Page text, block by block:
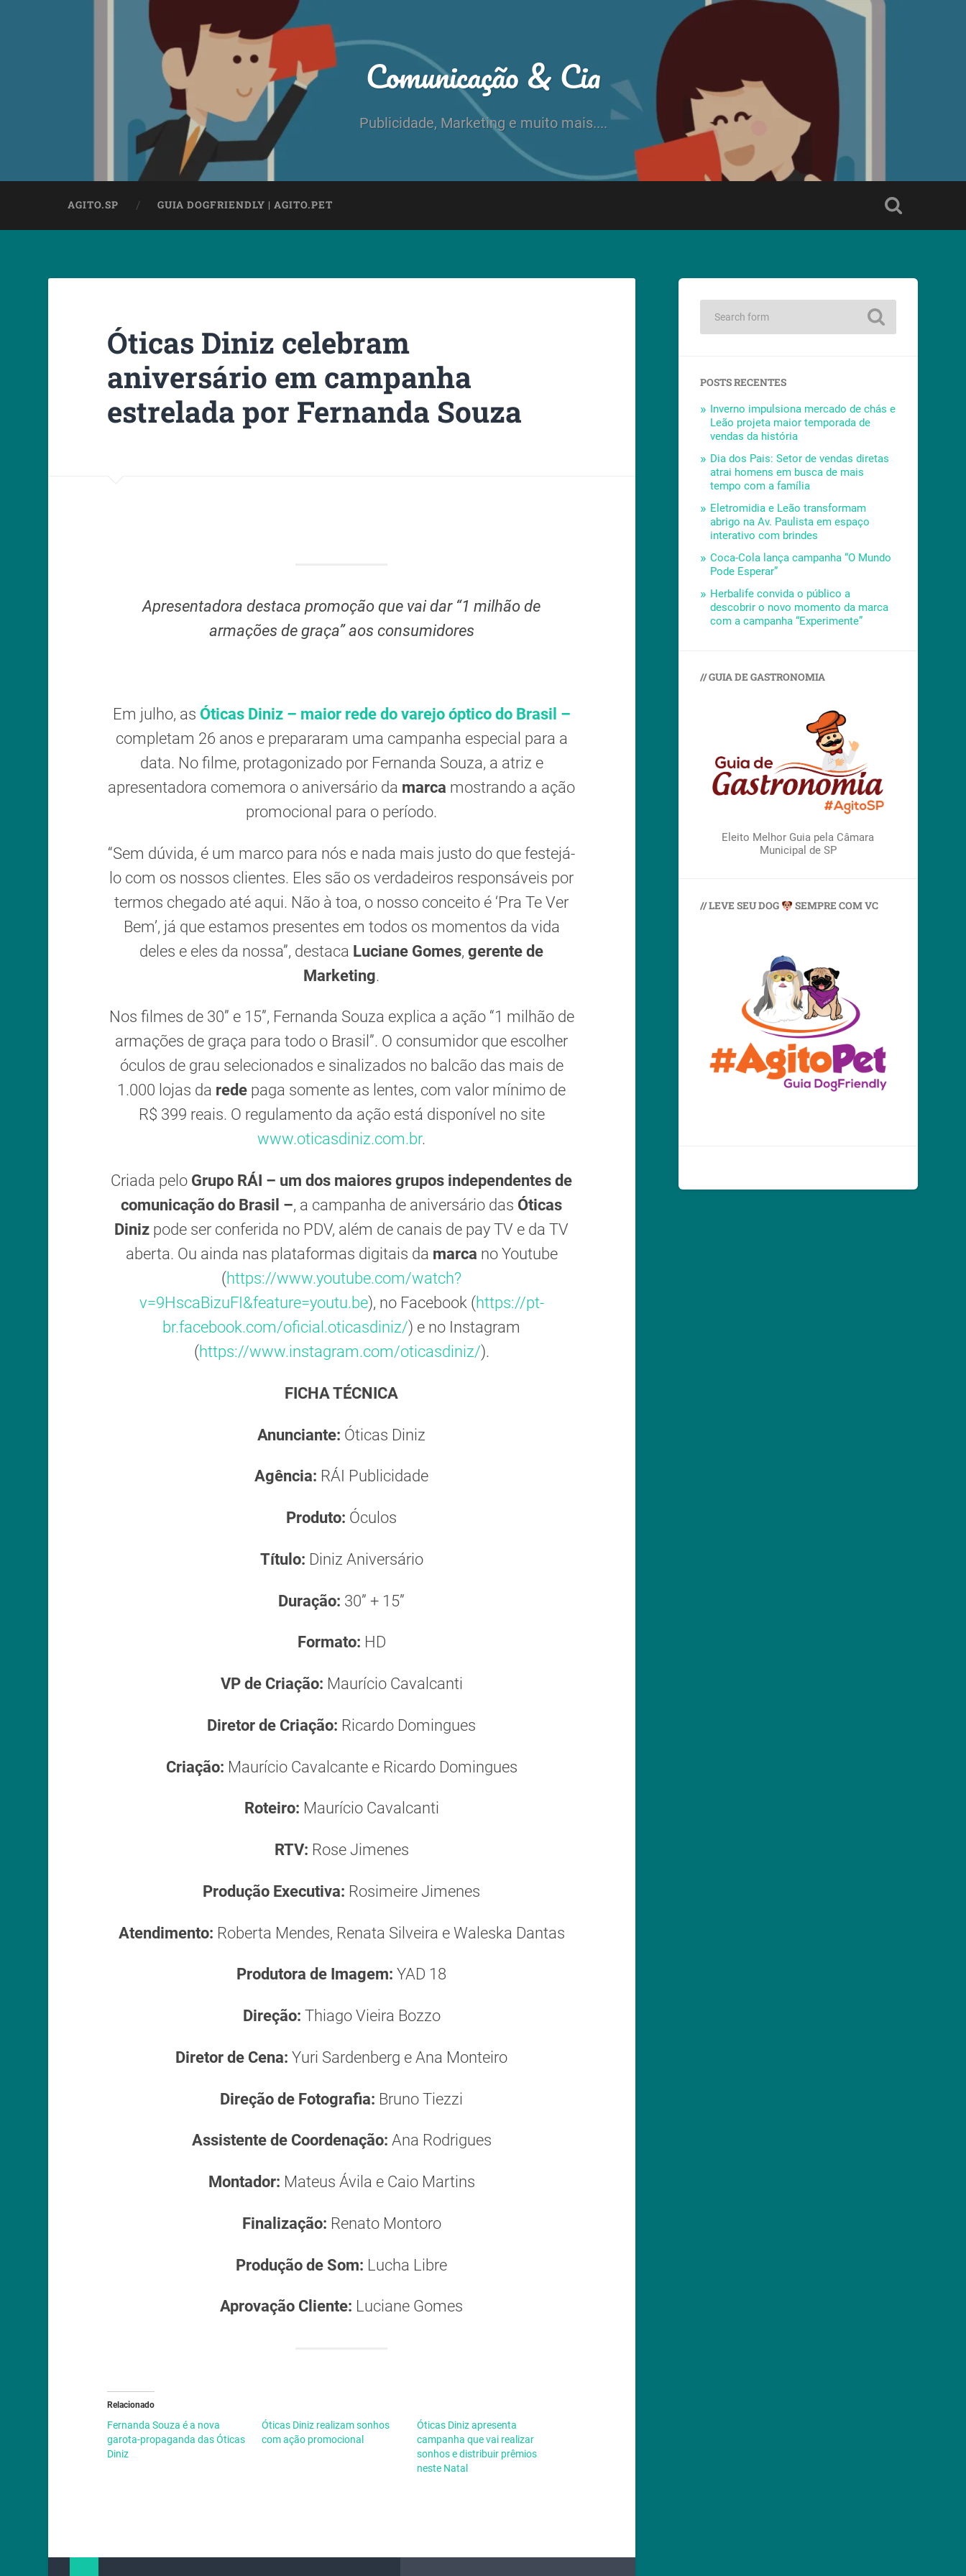
Comunicação & Cia
Publicidade, Marketing e muito mais....
AGITO.SP GUIA DOGFRIENDLY | AGITO.PET
Óticas Diniz celebram
aniversário em campanha
estrelada por Fernanda Souza
Apresentadora destaca promoção que vai dar “1 milhão de
armações de graça” aos consumidores
Em julho, as Óticas Diniz – maior rede do varejo óptico do Brasil –
completam 26 anos e prepararam uma campanha especial para a
data. No filme, protagonizado por Fernanda Souza, a atriz e
apresentadora comemora o aniversário da marca mostrando a ação
promocional para o período.
“Sem dúvida, é um marco para nós e nada mais justo do que festejá-
lo com os nossos clientes. Eles são os verdadeiros responsáveis por
termos chegado até aqui. Não à toa, o nosso conceito é ‘Pra Te Ver
Bem’, já que estamos presentes em todos os momentos da vida
deles e eles da nossa”, destaca Luciane Gomes,gerente de
Marketing.
Nos filmes de 30” e 15”, Fernanda Souza explica a ação “1 milhão de
armações de graça para todo o Brasil”. O consumidor que escolher
óculos de grau selecionados e sinalizados no balcão das mais de
1.000 lojas da rede paga somente as lentes, com valor mínimo de
R$ 399 reais. O regulamento da ação está disponível no site
www.oticasdiniz.com.br.
Criada pelo Grupo RÁI – um dos maiores grupos independentes de
comunicação do Brasil –, a campanha de aniversário das Óticas
Diniz pode ser conferida no PDV, além de canais de pay TV e da TV
aberta. Ou ainda nas plataformas digitais da marca no Youtube
(https://www.youtube.com/watch?
v=9HscaBizuFI&feature=youtu.be), no Facebook (https://pt-
br.facebook.com/oficial.oticasdiniz/) e no Instagram
(https://www.instagram.com/oticasdiniz/).
FICHA TÉCNICA
Anunciante: Óticas Diniz
Agência: RÁI Publicidade
Produto: Óculos
Título: Diniz Aniversário
Duração: 30” + 15”
Formato: HD
VP de Criação: Maurício Cavalcanti
Diretor de Criação: Ricardo Domingues
Criação: Maurício Cavalcante e Ricardo Domingues
Roteiro: Maurício Cavalcanti
RTV: Rose Jimenes
Produção Executiva: Rosimeire Jimenes
Atendimento: Roberta Mendes, Renata Silveira e Waleska Dantas
Produtora de Imagem: YAD 18
Direção: Thiago Vieira Bozzo
Diretor de Cena:Yuri Sardenberg e Ana Monteiro
Direção de Fotografia: Bruno Tiezzi
Assistente de Coordenação: Ana Rodrigues
Montador: Mateus Ávila e Caio Martins
Finalização: Renato Montoro
Produção de Som: Lucha Libre
Aprovação Cliente: Luciane Gomes
Relacionado
Fernanda Souza é a nova
garota-propaganda das Óticas
Diniz
Óticas Diniz realizam sonhos
com ação promocional
Óticas Diniz apresenta
campanha que vai realizar
sonhos e distribuir prêmios
neste Natal
POSTS RECENTES
Inverno impulsiona mercado de chás e
Leão projeta maior temporada de
vendas da história
Dia dos Pais: Setor de vendas diretas
atrai homens em busca de mais
tempo com a família
Eletromidia e Leão transformam
abrigo na Av. Paulista em espaço
interativo com brindes
Coca-Cola lança campanha “O Mundo
Pode Esperar”
Herbalife convida o público a
descobrir o novo momento da marca
com a campanha “Experimente”
// GUIA DE GASTRONOMIA
Eleito Melhor Guia pela Câmara
Municipal de SP
// LEVE SEU DOG SEMPRE COM VC